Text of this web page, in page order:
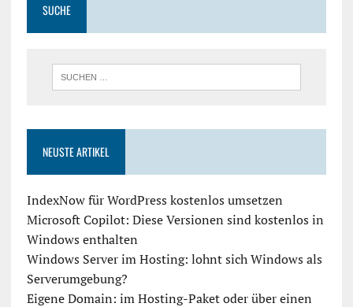
SUCHE
NEUSTE ARTIKEL
IndexNow für WordPress kostenlos umsetzen
Microsoft Copilot: Diese Versionen sind kostenlos in
Windows enthalten
Windows Server im Hosting: lohnt sich Windows als
Serverumgebung?
Eigene Domain: im Hosting-Paket oder über einen